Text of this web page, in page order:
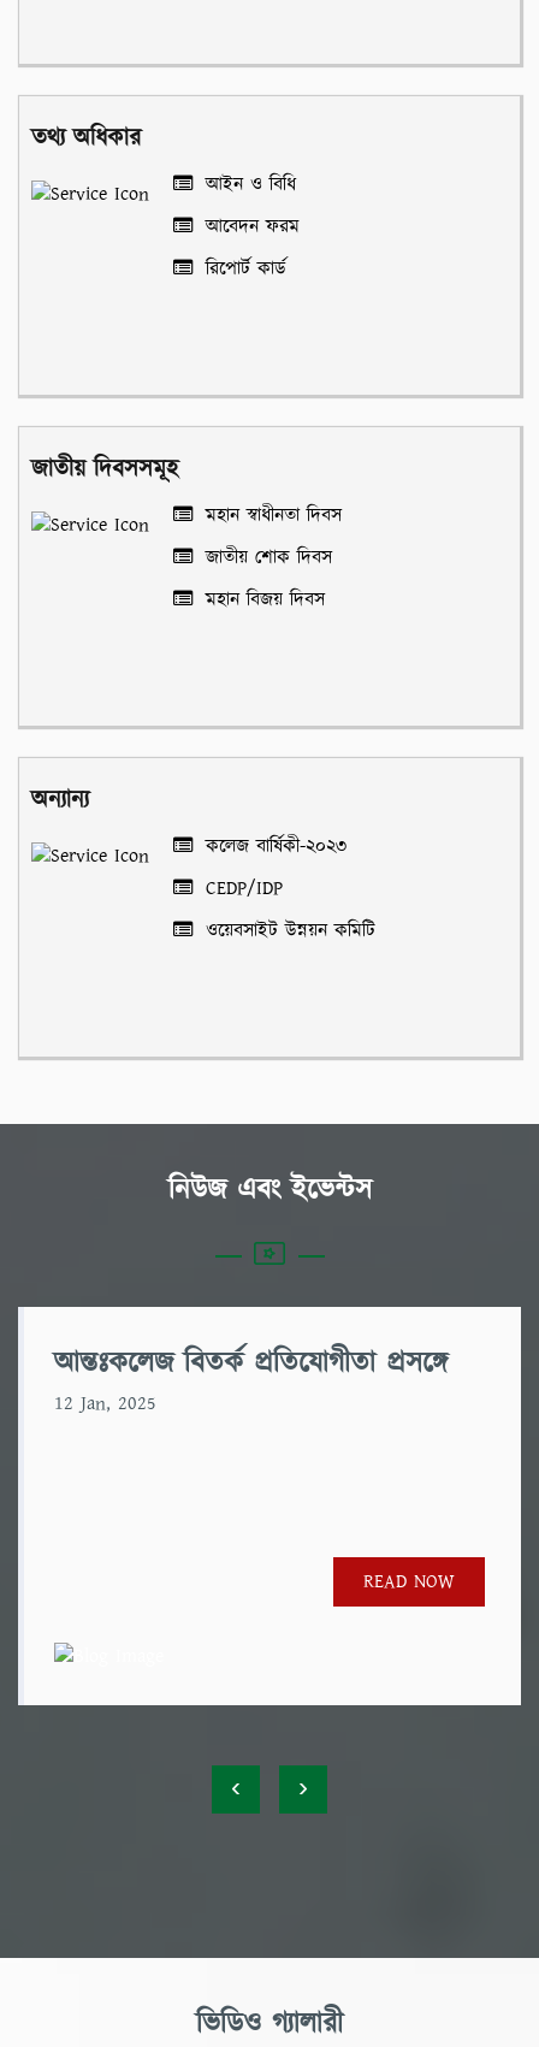
তথ্য অধিকার
আইন ও বিধি
আবেদন ফরম
রিপোর্ট কার্ড
জাতীয় দিবসসমূহ
মহান স্বাধীনতা দিবস
জাতীয় শোক দিবস
মহান বিজয় দিবস
অন্যান্য
কলেজ বার্ষিকী-২০২৩
CEDP/IDP
ওয়েবসাইট উন্নয়ন কমিটি
নিউজ এবং ইভেন্টস
আন্তঃকলেজ বিতর্ক প্রতিযোগীতা প্রসঙ্গে
12 Jan, 2025
READ NOW
‹ ›
ভিডিও গ্যালারী